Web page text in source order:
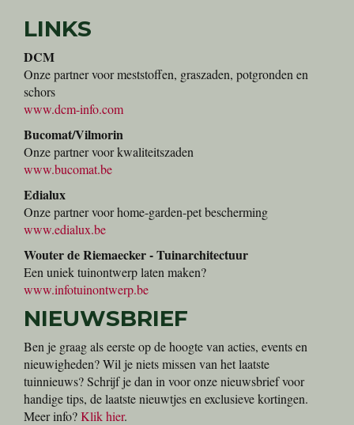
LINKS
DCM
Onze partner voor meststoffen, graszaden, potgronden en
schors
www.dcm-info.com
Bucomat/Vilmorin
Onze partner voor kwaliteitszaden
www.bucomat.be
Edialux
Onze partner voor home-garden-pet bescherming
www.edialux.be
Wouter de Riemaecker - Tuinarchitectuur
Een uniek tuinontwerp laten maken?
www.infotuinontwerp.be
NIEUWSBRIEF
Ben je graag als eerste op de hoogte van acties, events en
nieuwigheden? Wil je niets missen van het laatste
tuinnieuws? Schrijf je dan in voor onze nieuwsbrief voor
handige tips, de laatste nieuwtjes en exclusieve kortingen.
Meer info?Klik hier.